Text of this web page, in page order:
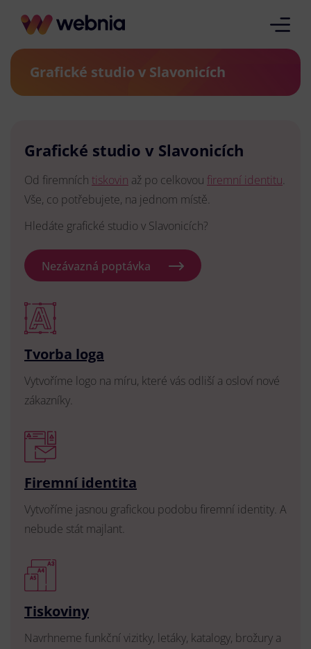
Grafické studio v Slavonicích
Grafické studio v Slavonicích
Od firemních tiskovin až po celkovou firemní identitu.
Vše, co potřebujete, na jednom místě.
Hledáte grafické studio v Slavonicích?
Nezávazná poptávka
Tvorba loga
Vytvoříme logo na míru, které vás odliší a osloví nové
zákazníky.
Firemní identita
Vytvoříme jasnou grafickou podobu firemní identity. A
nebude stát majlant.
Tiskoviny
Navrhneme funkční vizitky, letáky, katalogy, brožury a